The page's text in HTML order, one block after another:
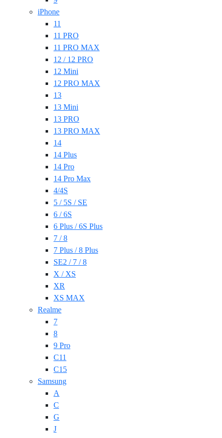
iPhone
11
11 PRO
11 PRO MAX
12 / 12 PRO
12 Mini
12 PRO MAX
13
13 Mini
13 PRO
13 PRO MAX
14
14 Plus
14 Pro
14 Pro Max
4/4S
5 / 5S / SE
6 / 6S
6 Plus / 6S Plus
7 / 8
7 Plus / 8 Plus
SE2 / 7 / 8
X / XS
XR
XS MAX
Realme
7
8
9 Pro
C11
C15
Samsung
A
C
G
J